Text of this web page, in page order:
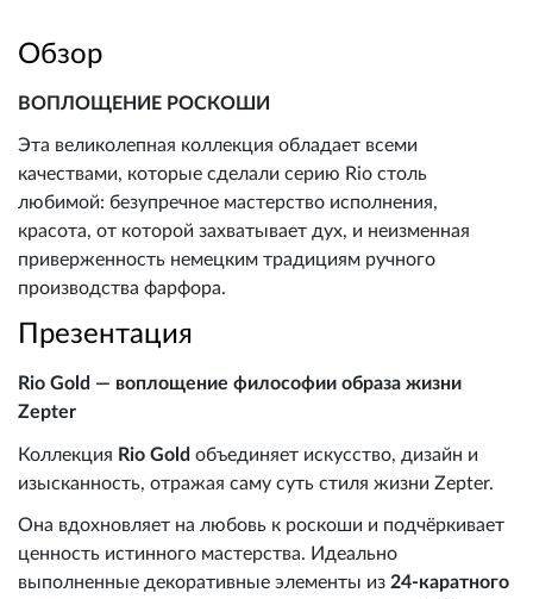
Обзор
ВОПЛОЩЕНИЕ РОСКОШИ
Эта великолепная коллекция обладает всеми
качествами, которые сделали серию Rio столь
любимой: безупречное мастерство исполнения,
красота, от которой захватывает дух, и неизменная
приверженность немецким традициям ручного
производства фарфора.
Презентация
Rio Gold — воплощение философии образа жизни
Zepter
Коллекция Rio Gold объединяет искусство, дизайн и
изысканность, отражая саму суть стиля жизни Zepter.
Она вдохновляет на любовь к роскоши и подчёркивает
ценность истинного мастерства. Идеально
выполненные декоративные элементы из 24-каратного